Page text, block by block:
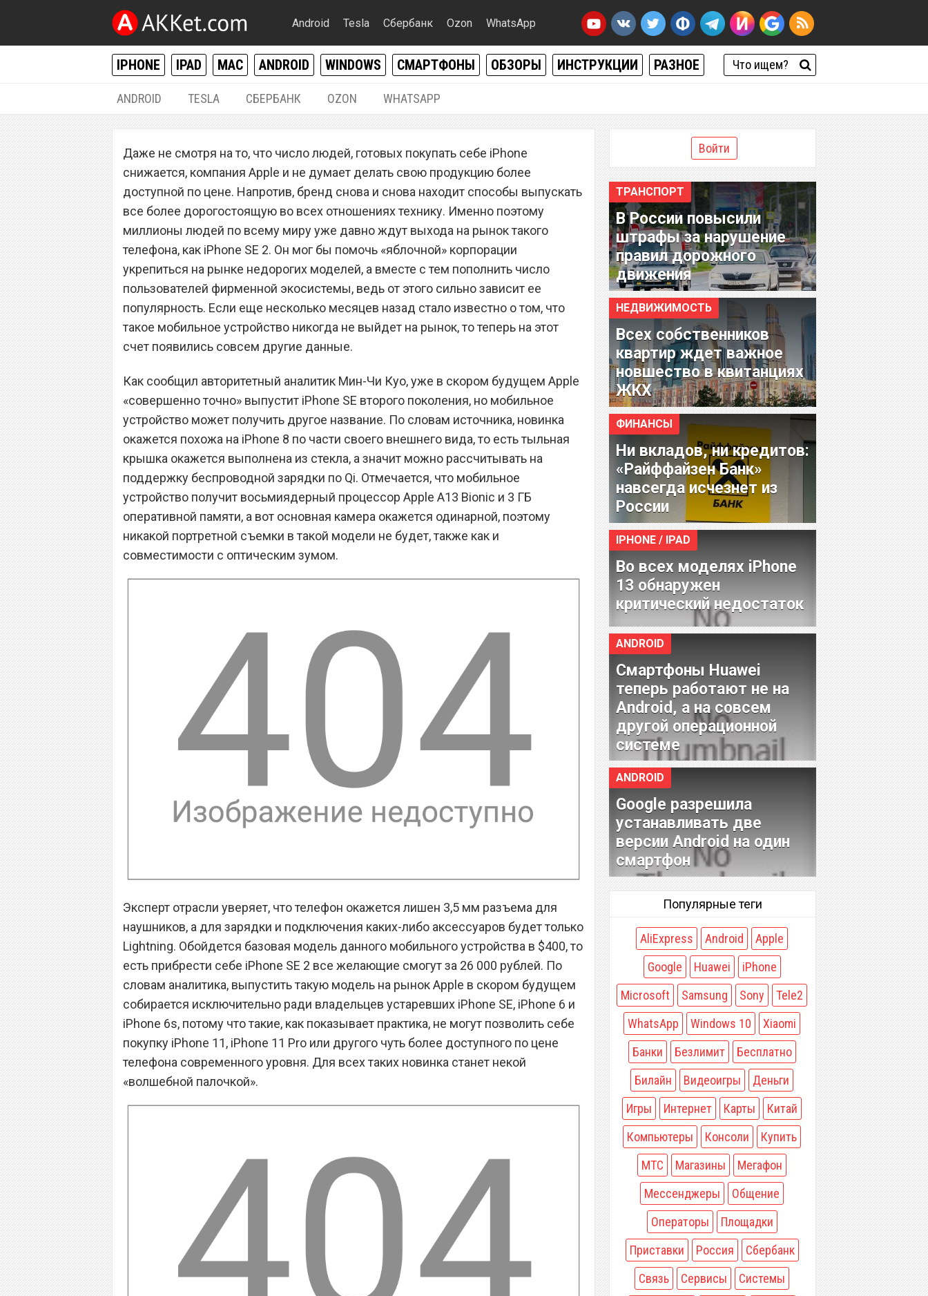
Android Tesla Сбербанк Ozon WhatsApp
IPHONE IPAD MAC ANDROID WINDOWS СМАРТФОНЫ ОБЗОРЫ ИНСТРУКЦИИ РАЗНОЕ
ANDROID TESLA СБЕРБАНК OZON WHATSAPP
iPhone SE 2 поступает в продажу:
технические характеристики и цена
Даже не смотря на то, что число людей, готовых покупать себе iPhone
снижается, компания Apple и не думает делать свою продукцию более
доступной по цене. Напротив, бренд снова и снова находит способы выпускать
все более дорогостоящую во всех отношениях технику. Именно поэтому
миллионы людей по всему миру уже давно ждут выхода на рынок такого
телефона, как iPhone SE 2. Он мог бы помочь «яблочной» корпорации
укрепиться на рынке недорогих моделей, а вместе с тем пополнить число
пользователей фирменной экосистемы, ведь от этого сильно зависит ее
популярность. Если еще несколько месяцев назад стало известно о том, что
такое мобильное устройство никогда не выйдет на рынок, то теперь на этот
счет появились совсем другие данные.
Как сообщил авторитетный аналитик Мин-Чи Куо, уже в скором будущем Apple
«совершенно точно» выпустит iPhone SE второго поколения, но мобильное
устройство может получить другое название. По словам источника, новинка
окажется похожа на iPhone 8 по части своего внешнего вида, то есть тыльная
крышка окажется выполнена из стекла, а значит можно рассчитывать на
поддержку беспроводной зарядки по Qi. Отмечается, что мобильное
устройство получит восьмиядерный процессор Apple A13 Bionic и 3 ГБ
оперативной памяти, а вот основная камера окажется одинарной, поэтому
никакой портретной съемки в такой модели не будет, также как и
совместимости с оптическим зумом.
Эксперт отрасли уверяет, что телефон окажется лишен 3,5 мм разъема для
наушников, а для зарядки и подключения каких-либо аксессуаров будет только
Lightning. Обойдется базовая модель данного мобильного устройства в $400, то
есть прибрести себе iPhone SE 2 все желающие смогут за 26 000 рублей. По
словам аналитика, выпустить такую модель на рынок Apple в скором будущем
собирается исключительно ради владельцев устаревших iPhone SE, iPhone 6 и
iPhone 6s, потому что такие, как показывает практика, не могут позволить себе
покупку iPhone 11, iPhone 11 Pro или другого чуть более доступного по цене
телефона современного уровня. Для всех таких новинка станет некой
«волшебной палочкой».
Войти
ТРАНСПОРТ
В России повысили
штрафы за нарушение
правил дорожного
движения
НЕДВИЖИМОСТЬ
Всех собственников
квартир ждет важное
новшество в квитанциях
ЖКХ
ФИНАНСЫ
Ни вкладов, ни кредитов:
«Райффайзен Банк»
навсегда исчезнет из
России
IPHONE / IPAD
Во всех моделях iPhone
13 обнаружен
критический недостаток
ANDROID
Смартфоны Huawei
теперь работают не на
Android, а на совсем
другой операционной
системе
ANDROID
Google разрешила
устанавливать две
версии Android на один
смартфон
Популярные теги
AliExpress Android
Apple
Google
Huawei
iPhone
Microsoft
Samsung Sony
Tele2
WhatsApp
Windows 10
Xiaomi
Банки
Безлимит
Бесплатно
Билайн
Видеоигры
Деньги
Игры
Интернет Карты
Китай
Компьютеры
Консоли
Купить
МТС
Магазины
Мегафон
Мессенджеры
Общение
Операторы
Площадки
Приставки
Россия
Сбербанк
Связь
Сервисы
Системы